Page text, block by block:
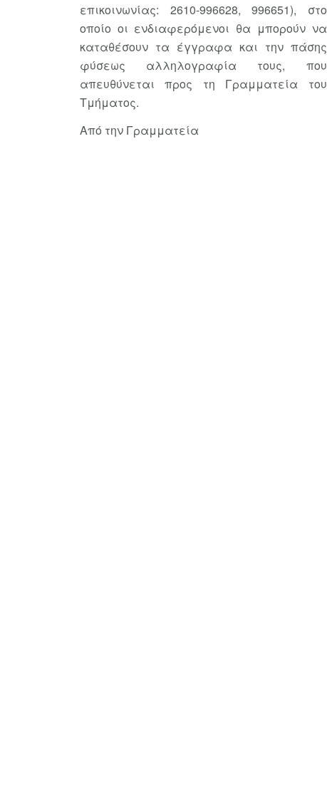
επικοινωνίας: 2610-996628, 996651), στο
οποίο οι ενδιαφερόμενοι θα μπορούν να
καταθέσουν τα έγγραφα και την πάσης
φύσεως αλληλογραφία τους, που
απευθύνεται προς τη Γραμματεία του
Τμήματος.
Από την Γραμματεία